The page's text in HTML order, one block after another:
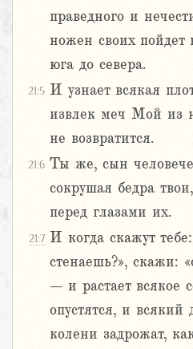
праведного и
ножен своих пойдет
юга до севера.
21:5 И узнает всякая
извлек меч Мой из
не возвратится.
21:6 Ты же, сын
сокрушая бедра
перед глазами их.
21:7 И когда скажут
стенаешь?», скажи:
– и растает всякое
опустятся, и всякий
колени задрожат,